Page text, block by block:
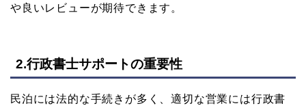
や良いレビューが期待できます。
2.行政書士サポートの重要性
民泊には法的な手続きが多く、適切な営業には行政書